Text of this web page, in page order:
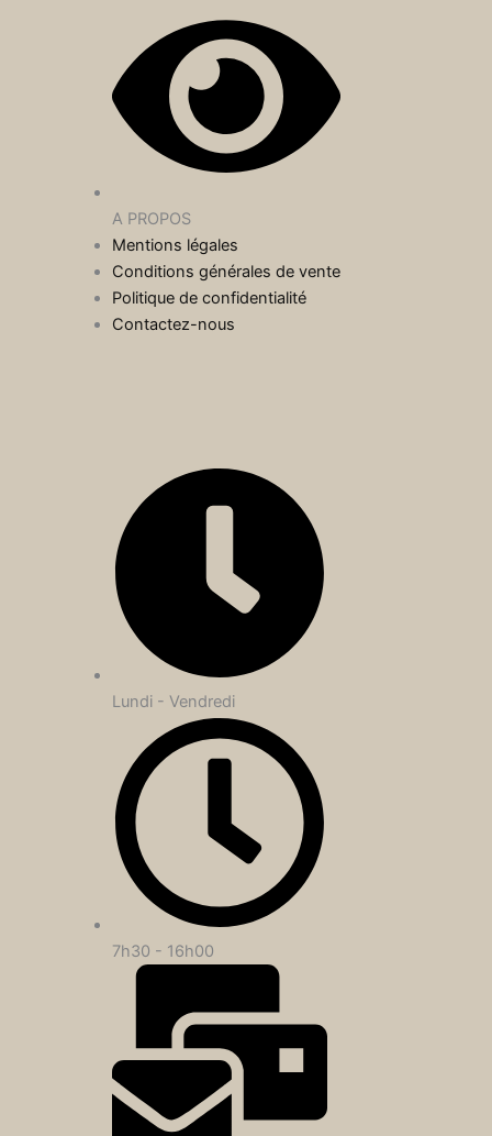
A PROPOS
Mentions légales
Conditions générales de vente
Politique de confidentialité
Contactez-nous
Lundi - Vendredi
7h30 - 16h00